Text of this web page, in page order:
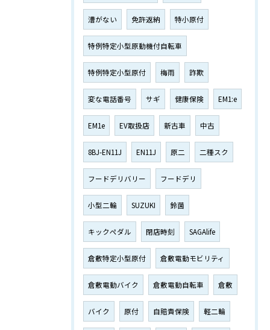
漕がない 免許返納 特小原付
特例特定小型原動機付自転車
特例特定小型原付 梅雨 詐欺
変な電話番号 サギ 健康保険 EM1:e
EM1e EV取扱店 新古車 中古
8BJ-EN11J EN11J 原二 二種スク
フードデリバリー フードデリ
小型二輪 SUZUKI 鈴菌
キックペダル 閉店時刻 SAGAlife
倉敷特定小型原付 倉敷電動モビリティ
倉敷電動バイク 倉敷電動自転車 倉敷
バイク 原付 自賠責保険 軽二輪